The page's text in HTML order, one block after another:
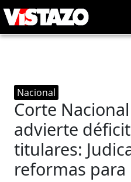
Nacional
Corte
advierte
titulares:
reformas para